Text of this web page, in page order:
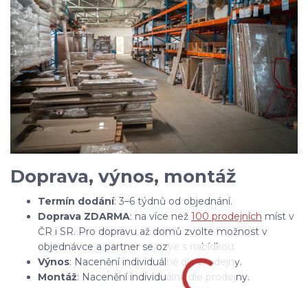
Doprava, výnos, montáž
Termín dodání: 3–6 týdnů od objednání.
Doprava ZDARMA: na více než 100 prodejních míst v
ČR i SR. Pro dopravu až domů zvolte možnost v
objednávce a partner se ozve s nabídkou.
Výnos: Nacenění individuálně dle prodejny.
Montáž: Nacenění individuálně dle prodejny.